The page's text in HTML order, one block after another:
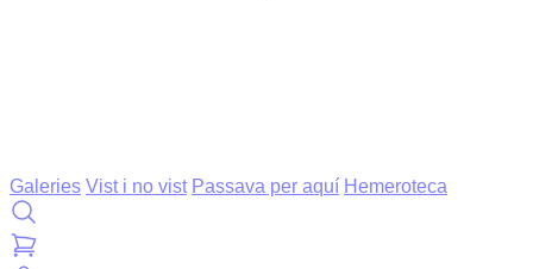
Galeries Vist i no vist Passava per aquí Hemeroteca